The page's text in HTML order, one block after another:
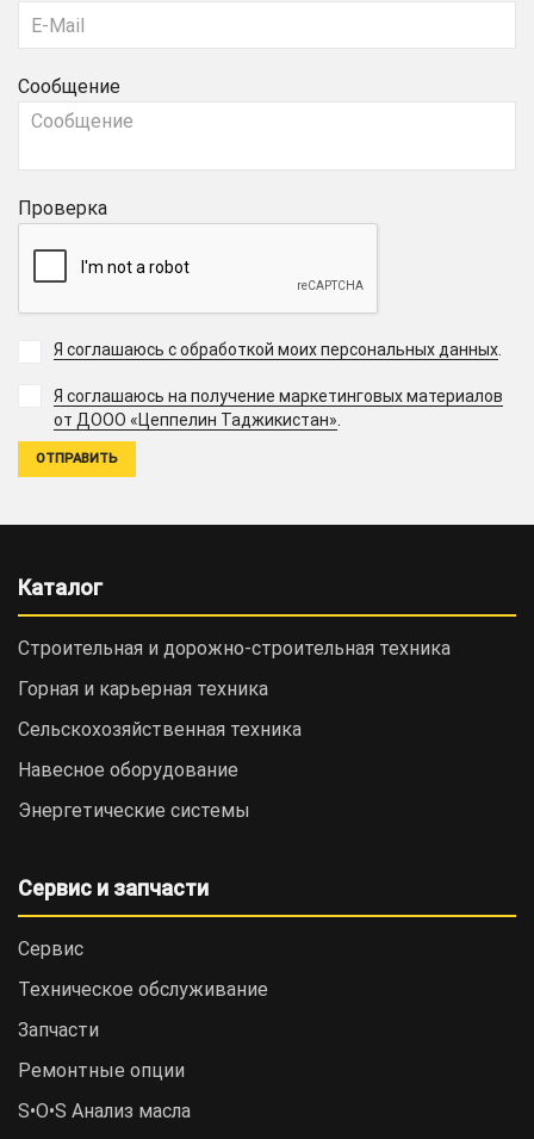
Сообщение
Проверка
Я соглашаюсь с обработкой моих персональных данных.
Я соглашаюсь на получение маркетинговых материалов
от ДООО «Цеппелин Таджикистан».
Каталог
Строительная и дорожно-cтроительная техника
Горная и карьерная техника
Сельскохозяйственная техника
Навесное оборудование
Энергетические системы
Сервис и запчасти
Сервис
Техническое обслуживание
Запчасти
Ремонтные опции
S•O•S Анализ масла